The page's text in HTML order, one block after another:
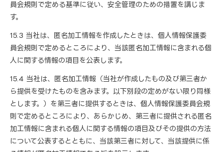
員会規則で定める基準に従い、安全管理のための措置を講じま
す。
15.3 当社は、匿名加工情報を作成したときは、個人情報保護委
員会規則で定めるところにより、当該匿名加工情報に含まれる個
人に関する情報の項目を公表します。
15.4 当社は、匿名加工情報（当社が作成したもの及び第三者か
ら提供を受けたものを含みます。以下別段の定めがない限り同様
とします。）を第三者に提供するときは、個人情報保護委員会規
則で定めるところにより、あらかじめ、第三者に提供される匿名
加工情報に含まれる個人に関する情報の項目及びその提供の方法
について公表するとともに、当該第三者に対して、当該提供に係